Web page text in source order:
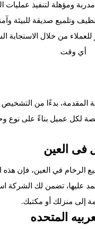
ومؤهلة لتنفيذ عمليات
وتلميع صديقة للبيئة
من خلال الاستجابة
أي وقت
بدءًا من التشخيص
عميل بناءً على نوع
فى العين
في العين، فإن هذه
عليها، تضمن لك
إلى منزلك أو مكتبك.
المتحده